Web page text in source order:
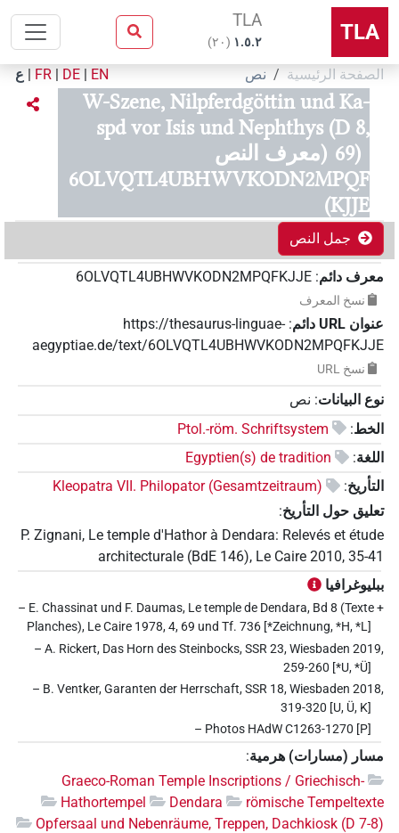
TLA
TLA
۱.٥.٢ (٢٠)
الصفحة الرئيسية نص EN
|
DE
|
FR
| ع
W-Szene, Nilpferdgöttin und Ka-
spd vor Isis und Nephthys (D 8,
69) (معرف النص
6OLVQTL4UBHWVKODN2MPQF
KJJE)
جمل النص
معرف دائم:
6OLVQTL4UBHWVKODN2MPQFKJJE
نسخ المعرف
عنوان‏ ‏URL‏ دائم :
https://thesaurus-linguae-
aegyptiae.de/text/6OLVQTL4UBHWVKODN2MPQFKJJE
نسخ‏ ‏URL
نوع البيانات: نص
الخط:
Ptol.-röm. Schriftsystem
اللغة:
Egyptien(s) de tradition
التأريخ:
Kleopatra VII. Philopator (Gesamtzeitraum)
تعليق حول التأريخ:
P. Zignani, Le temple d'Hathor à Dendara: Relevés et étude
architecturale (BdE 146), Le Caire 2010, 35-41
ببليوغرافيا
– E. Chassinat und F. Daumas, Le temple de Dendara, Bd 8 (Texte +
Planches), Le Caire 1978, 4, 69 und Tf. 736 [*Zeichnung, *H, *L]
– A. Rickert, Das Horn des Steinbocks, SSR 23, Wiesbaden 2019,
259-260 [*U, *Ü]
– B. Ventker, Garanten der Herrschaft, SSR 18, Wiesbaden 2018,
319-320 [U, Ü, K]
– Photos HAdW C1263-1270 [P]
مسار (مسارات) هرمية:
Graeco-Roman Temple Inscriptions / Griechisch-
römische Tempeltexte
Dendara
Hathortempel
Opfersaal und Nebenräume, Treppen, Dachkiosk (D 7-8)